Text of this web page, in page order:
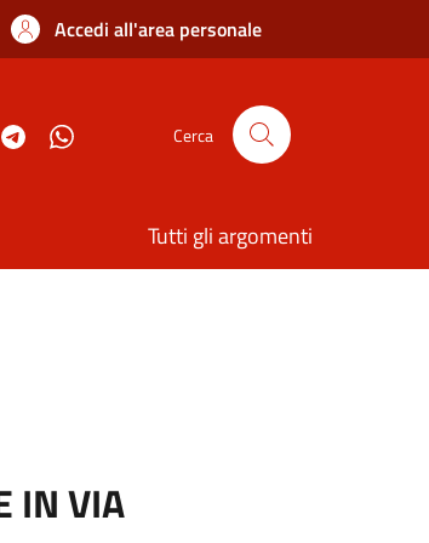
Accedi all'area personale
Cerca
Tutti gli argomenti
IN VIA